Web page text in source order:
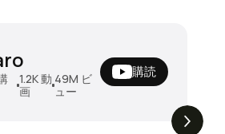
1.2K動
画
49M ビ
ュー
購読
ド 折りたたみソファベッド ダ
レーム クッション付き 幅196
兼用 2人掛け 来客用 リビング
感 北欧風 シンプル 新生活 家
ッド。毎日ちょうどいい